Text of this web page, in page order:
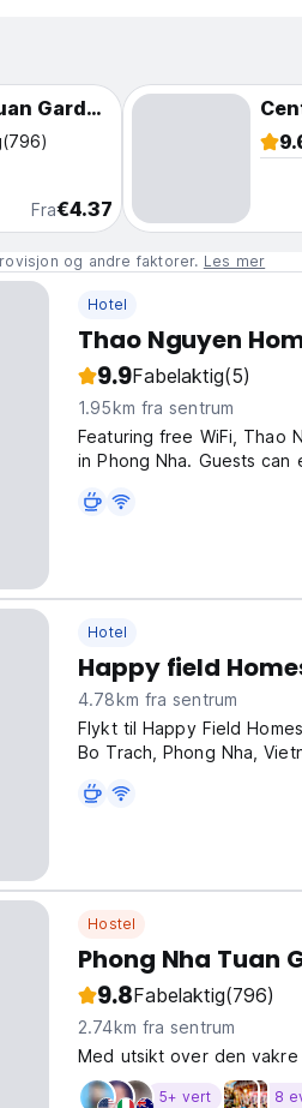
Phong Nha Tuan Garden House
(796)
Fra€4.37
og andre faktorer. Les mer
Hotel
Thao Nguyen
9.9Fabelaktig(5)
1.95km fra sentrum
Featuring free WiFi, Thao
in Phong Nha. Guests
after a busy day. You will
Hotel
Happy field
4.78km fra sentrum
Flykt til Happy Field
Bo Trach, Phong Nha,
Nha-Ke Bang
Hostel
Phong Nha Tuan
9.8Fabelaktig(796)
2.74km fra sentrum
Med utsikt over den vakre
5+ vert 8